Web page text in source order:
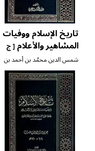
تاريخ الإسلام ووفيات
المشاهير والأعلام[ ج
٥ ]
شمس الدين محمّد بن أحمد بن
عثمان الذّهبي